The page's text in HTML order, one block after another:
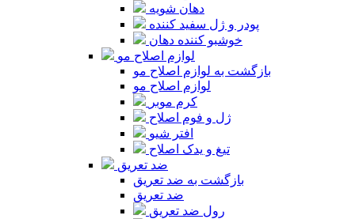
دهان شویه
پودر و ژل سفید کننده
خوشبو کننده دهان
لوازم اصلاح مو
بازگشت به لوازم اصلاح مو
لوازم اصلاح مو
کرم موبر
ژل و فوم اصلاح
افتر شیو
تیغ و یدک اصلاح
ضد تعریق
بازگشت به ضد تعریق
ضد تعریق
رول ضد تعریق